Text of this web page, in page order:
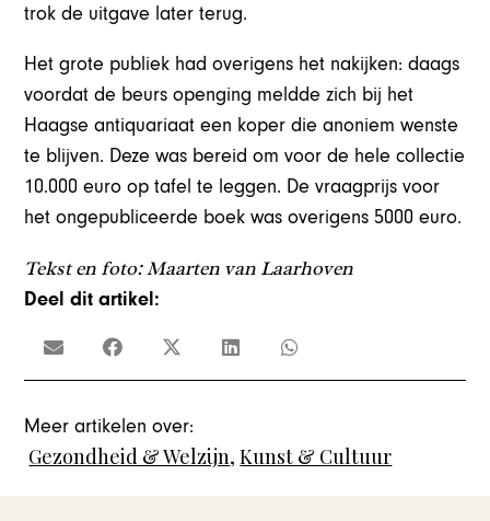
trok de uitgave later terug.
Het grote publiek had overigens het nakijken: daags
voordat de beurs openging meldde zich bij het
Haagse antiquariaat een koper die anoniem wenste
te blijven. Deze was bereid om voor de hele collectie
10.000 euro op tafel te leggen. De vraagprijs voor
het ongepubliceerde boek was overigens 5000 euro.
Tekst en foto: Maarten van Laarhoven
Deel dit artikel:
Meer artikelen over:
Gezondheid & Welzijn,Kunst & Cultuur